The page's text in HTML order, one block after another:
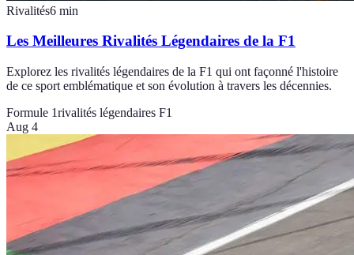
Rivalités6 min
Les Meilleures Rivalités Légendaires de la F1
Explorez les rivalités légendaires de la F1 qui ont façonné l'histoire
de ce sport emblématique et son évolution à travers les décennies.
Formule 1rivalités légendaires F1
Aug 4